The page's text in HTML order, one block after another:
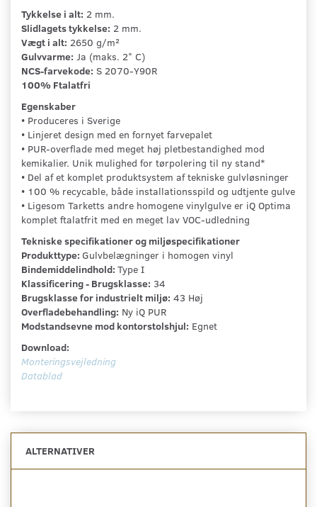
Tykkelse i alt: 2 mm.
Slidlagets tykkelse: 2 mm.
Vægt i alt: 2650 g/m²
Gulvvarme: Ja (maks. 2° C)
NCS-farvekode: S 2070-Y90R
100% Ftalatfri
Egenskaber
• Produceres i Sverige
• Linjeret design med en fornyet farvepalet
• PUR-overflade med meget høj pletbestandighed mod
kemikalier. Unik mulighed for tørpolering til ny stand*
• Del af et komplet produktsystem af tekniske gulvløsninger
• 100 % recycable, både installationsspild og udtjente gulve
• Ligesom Tarketts andre homogene vinylgulve er iQ Optima
komplet ftalatfrit med en meget lav VOC-udledning
Tekniske specifikationer og miljøspecifikationer
Produkttype: Gulvbelægninger i homogen vinyl
Bindemiddelindhold: Type I
Klassificering - Brugsklasse: 34
Brugsklasse for industrielt miljø: 43 Høj
Overfladebehandling: Ny iQ PUR
Modstandsevne mod kontorstolshjul: Egnet
Download:
Monteringsvejledning
Datablad
ALTERNATIVER